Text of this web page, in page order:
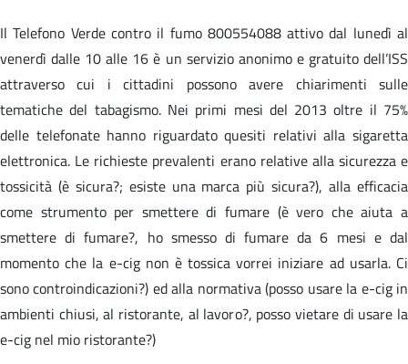
Il Telefono Verde contro il fumo 800554088 attivo dal lunedì al
venerdì dalle 10 alle 16 è un servizio anonimo e gratuito dell’ISS
attraverso cui i cittadini possono avere chiarimenti sulle
tematiche del tabagismo. Nei primi mesi del 2013 oltre il 75%
delle telefonate hanno riguardato quesiti relativi alla sigaretta
elettronica. Le richieste prevalenti erano relative alla sicurezza e
tossicità (è sicura?; esiste una marca più sicura?), alla efficacia
come strumento per smettere di fumare (è vero che aiuta a
smettere di fumare?, ho smesso di fumare da 6 mesi e dal
momento che la e-cig non è tossica vorrei iniziare ad usarla. Ci
sono controindicazioni?) ed alla normativa (posso usare la e-cig in
ambienti chiusi, al ristorante, al lavoro?, posso vietare di usare la
e-cig nel mio ristorante?)